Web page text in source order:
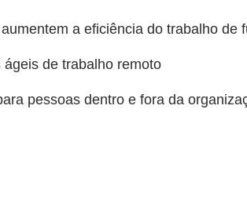
a eficiência do trabalho de
de trabalho remoto
pessoas dentro e fora da